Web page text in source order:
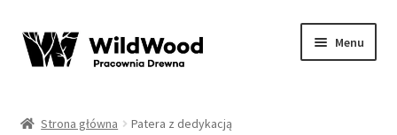
Przejdź
do
Przejdź
do
Menu
Strona główna Patera z dedykacją